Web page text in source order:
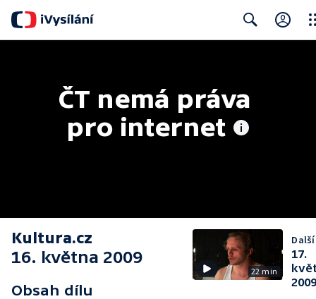
ČT nemá práva
pro internet
Kultura.cz
16. května 2009
Obsah dílu
22 min
17.